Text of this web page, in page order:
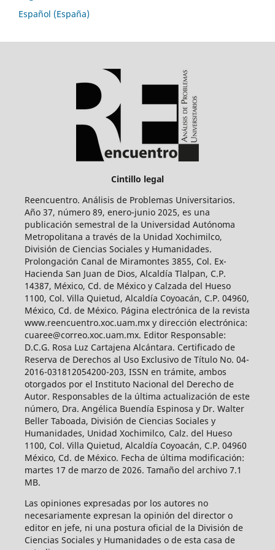
Español (España)
Cintillo legal
Reencuentro. Análisis de Problemas Universitarios.
Año 37, número 89, enero-junio 2025, es una
publicación semestral de la Universidad Autónoma
Metropolitana a través de la Unidad Xochimilco,
División de Ciencias Sociales y Humanidades.
Prolongación Canal de Miramontes 3855, Col. Ex-
Hacienda San Juan de Dios, Alcaldía Tlalpan, C.P.
14387, México, Cd. de México y Calzada del Hueso
1100, Col. Villa Quietud, Alcaldía Coyoacán, C.P. 04960,
México, Cd. de México. Página electrónica de la revista
www.reencuentro.xoc.uam.mx y dirección electrónica:
cuaree@correo.xoc.uam.mx. Editor Responsable:
D.C.G. Rosa Luz Cartajena Alcántara. Certificado de
Reserva de Derechos al Uso Exclusivo de Título No. 04-
2016-031812054200-203, ISSN en trámite, ambos
otorgados por el Instituto Nacional del Derecho de
Autor. Responsables de la última actualización de este
número, Dra. Angélica Buendía Espinosa y Dr. Walter
Beller Taboada, División de Ciencias Sociales y
Humanidades, Unidad Xochimilco, Calz. del Hueso
1100, Col. Villa Quietud, Alcaldía Coyoacán, C.P. 04960
México, Cd. de México. Fecha de última modificación:
martes 17 de marzo de 2026. Tamaño del archivo 7.1
MB.
Las opiniones expresadas por los autores no
necesariamente expresan la opinión del director o
editor en jefe, ni una postura oficial de la División de
Ciencias Sociales y Humanidades o de esta casa de